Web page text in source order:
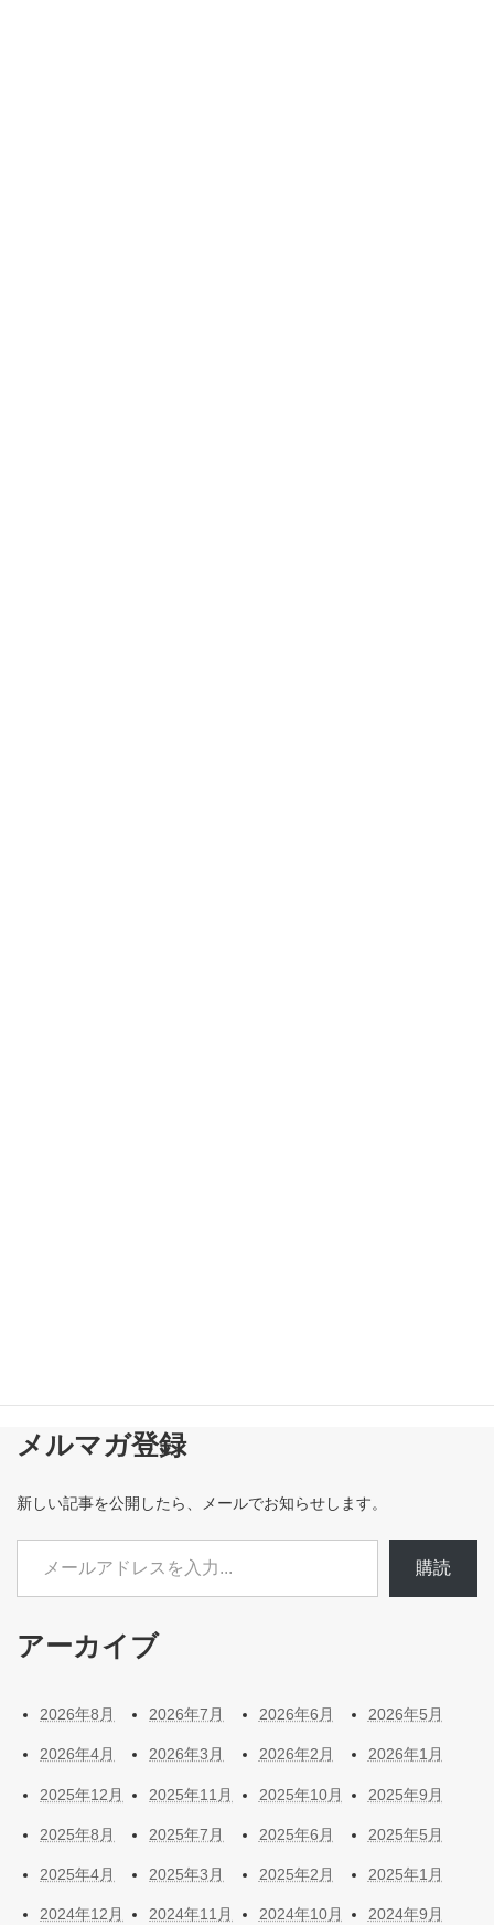
メルマガ登録
新しい記事を公開したら、メールでお知らせします。
メールアドレスを入力...
購読
アーカイブ
2026年8月 2026年7月 2026年6月 2026年5月
2026年4月 2026年3月 2026年2月 2026年1月
2025年12月 2025年11月 2025年10月 2025年9月
2025年8月 2025年7月 2025年6月 2025年5月
2025年4月 2025年3月 2025年2月 2025年1月
2024年12月 2024年11月 2024年10月 2024年9月